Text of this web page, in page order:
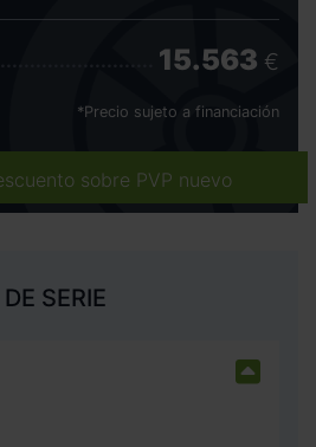
sobre PVP nuevo
15.563 €
*Precio sujeto a financiación
SERIE